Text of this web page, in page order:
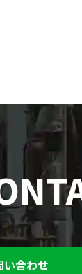
い合わせ